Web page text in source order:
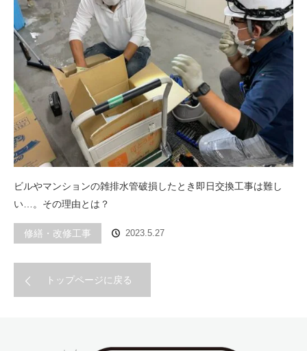
ビルやマンションの雑排水管破損したとき即日交換工事は難し
い…。その理由とは？
修繕・改修工事 2023.5.27
トップページに戻る